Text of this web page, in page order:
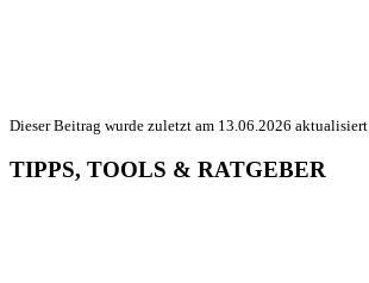
Dieser Beitrag wurde zuletzt am 13.06.2026 aktualisiert.
TIPPS, TOOLS & RATGEBER